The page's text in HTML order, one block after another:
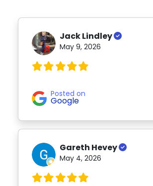
Jack Lindley
May 9, 2026
Posted on
Google
Gareth Hevey
May 4, 2026